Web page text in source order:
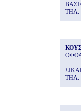
THΛ:
THΛ: